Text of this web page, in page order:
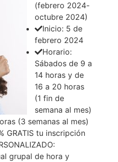
(febrero 2024-
octubre 2024)
Inicio: 5 de
febrero 2024
Horario:
Sábados de 9 a
14 horas y de
16 a 20 horas
(1 fin de
semana al mes)
(3 semanas al mes)
GRATIS tu inscripción
grupal de hora y
en gestión de